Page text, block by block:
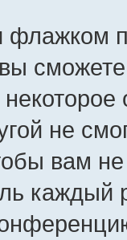
флажком
не
вам